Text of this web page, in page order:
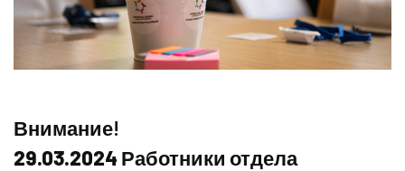
Внимание!
29.03.2024 Работники отдела